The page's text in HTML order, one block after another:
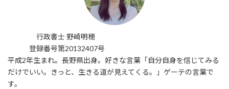
行政書士 野崎明穂
登録番号第20132407号
平成2年生まれ。長野県出身。好きな言葉「自分自身を信じてみる
だけでいい。きっと、生きる道が見えてくる。」ゲーテの言葉で
す。